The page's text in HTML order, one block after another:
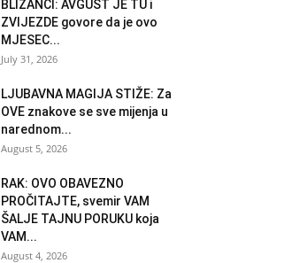
BLIZANCI: AVGUST JE TU i
ZVIJEZDE govore da je ovo
MJESEC...
July 31, 2026
LJUBAVNA MAGIJA STIŽE: Za
OVE znakove se sve mijenja u
narednom...
August 5, 2026
RAK: OVO OBAVEZNO
PROČITAJTE, svemir VAM
ŠALJE TAJNU PORUKU koja
VAM...
August 4, 2026